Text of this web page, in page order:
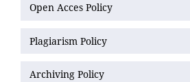
Open Acces Policy
Plagiarism Policy
Archiving Policy